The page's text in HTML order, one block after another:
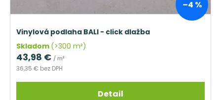
t
o
–4 %
Vinylová podlaha BALI - click dlažba
Skladom (>300 m²)
36,35 € bez DPH
43,98 € / m²
Detail